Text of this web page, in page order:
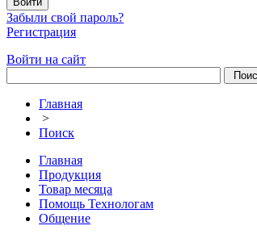
Забыли свой пароль?
Регистрация
Войти на сайт
Главная
>
Поиск
Главная
Продукция
Товар месяца
Помощь Технологам
Общение